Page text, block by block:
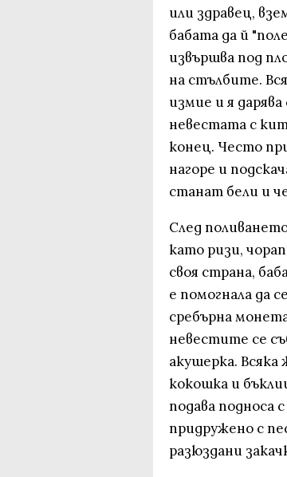
или здравец,
бабата да й
извършва под
на стълбите.
измие и я
невестата с
конец. Често
нагоре и
станат бели и
След
като ризи,
своя страна,
е помогнала да
сребърна
невестите се
акушерка. Всяка
кокошка и
подава подноса
придружено с
разюздани